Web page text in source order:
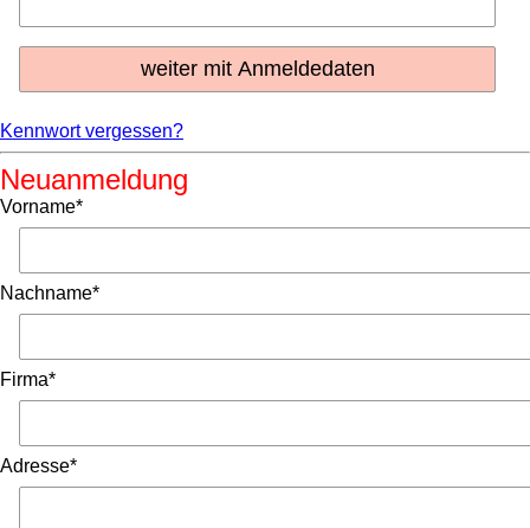
Kennwort vergessen?
Neuanmeldung
Vorname*
Nachname*
Firma*
Adresse*